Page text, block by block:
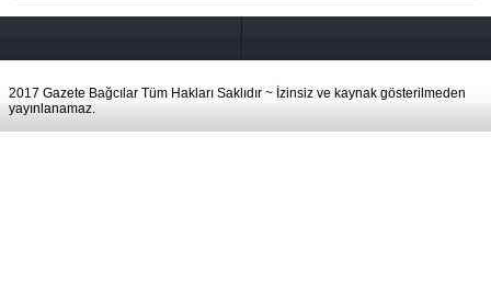
2017 Gazete Bağcılar Tüm Hakları Saklıdır ~ İzinsiz ve kaynak gösterilmeden
yayınlanamaz.